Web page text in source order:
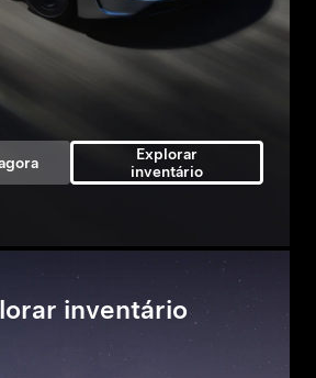
Explorar
inventário
inventário